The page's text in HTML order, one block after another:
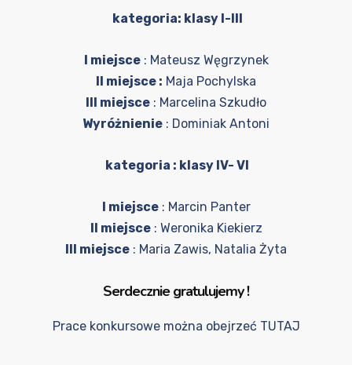
kategoria: klasy I-III
I miejsce: Mateusz Węgrzynek
II miejsce : Maja Pochylska
III miejsce : Marcelina Szkudło
Wyróżnienie : Dominiak Antoni
kategoria : klasy IV- VI
I miejsce: Marcin Panter
II miejsce: Weronika Kiekierz
III miejsce : Maria Zawis, Natalia Żyta
Serdecznie gratulujemy !
Prace konkursowe można obejrzeć TUTAJ